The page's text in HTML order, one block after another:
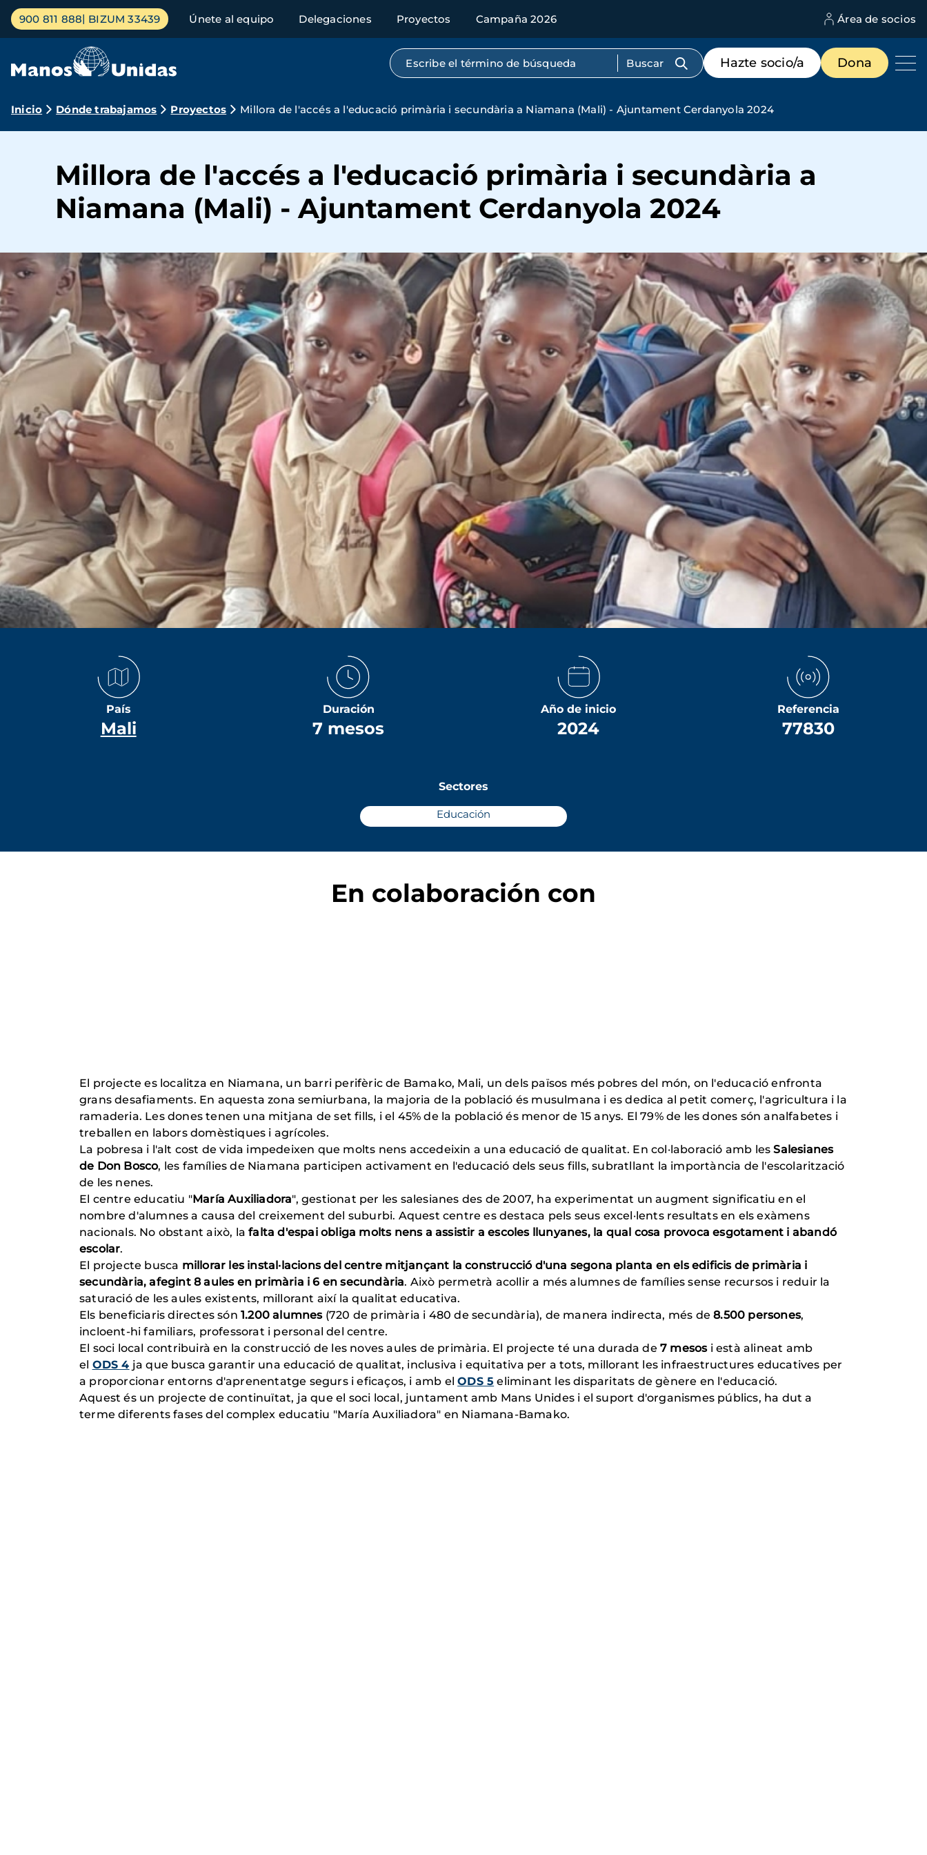
Pasar
contenido
Menú
principal
900 811 888 BIZUM 33439 Únete al equipo Delegaciones Proyectos Campaña 2026 Área de socios
Búsqueda por texto completo
Menú
de
destacados
Hazte socio/a Dona
Ruta
navegación
Inicio Dónde trabajamos Proyectos Millora de l'accés a l'educació primària i secundària a Niamana (Mali) - Ajuntament Cerdanyola 2024
Millora de l'accés a l'educació primària i secundària a
Niamana (Mali) - Ajuntament Cerdanyola 2024
País
Mali
Duración
7 mesos
Año de inicio
2024
Referencia
77830
Sectores
Educación
En colaboración con
El projecte es localitza en Niamana, un barri perifèric de Bamako, Mali, un dels països més pobres del món, on l'educació enfronta
grans desafiaments. En aquesta zona semiurbana, la majoria de la població és musulmana i es dedica al petit comerç, l'agricultura i la
ramaderia. Les dones tenen una mitjana de set fills, i el 45% de la població és menor de 15 anys. El 79% de les dones són analfabetes i
treballen en labors domèstiques i agrícoles.
La pobresa i l'alt cost de vida impedeixen que molts nens accedeixin a una educació de qualitat. En col·laboració amb lesSalesianes
de Don Bosco, les famílies de Niamana participen activament en l'educació dels seus fills, subratllant la importància de l'escolarització
de les nenes.
El centre educatiu "María Auxiliadora", gestionat per les salesianes des de 2007, ha experimentat un augment significatiu en el
nombre d'alumnes a causa del creixement del suburbi. Aquest centre es destaca pels seus excel·lents resultats en els exàmens
nacionals. No obstant això, lafalta d'espai obliga molts nens a assistir a escoles llunyanes, la qual cosa provoca esgotament i abandó
escolar.
El projecte busca millorar les instal·lacions del centre mitjançant la construcció d'una segona planta en els edificis de primària i
secundària, afegint 8 aules en primària i 6 en secundària. Això permetrà acollir a més alumnes de famílies sense recursos i reduir la
saturació de les aules existents, millorant així la qualitat educativa.
Els beneficiaris directes són 1.200 alumnes(720 de primària i 480 de secundària), de manera indirecta, més de8.500 persones,
incloent-hi familiars, professorat i personal del centre.
El soci local contribuirà en la construcció de les noves aules de primària. El projecte té una durada de 7 mesosi està alineat amb
el ODS 4 ja que busca garantir una educació de qualitat, inclusiva i equitativa per a tots, millorant les infraestructures educatives per
a proporcionar entorns d'aprenentatge segurs i eficaços, i amb elODS 5 eliminant les disparitats de gènere en l'educació.
Aquest és un projecte de continuïtat, ja que el soci local, juntament amb Mans Unides i el suport d'organismes públics, ha dut a
terme diferents fases del complex educatiu "María Auxiliadora" en Niamana-Bamako.